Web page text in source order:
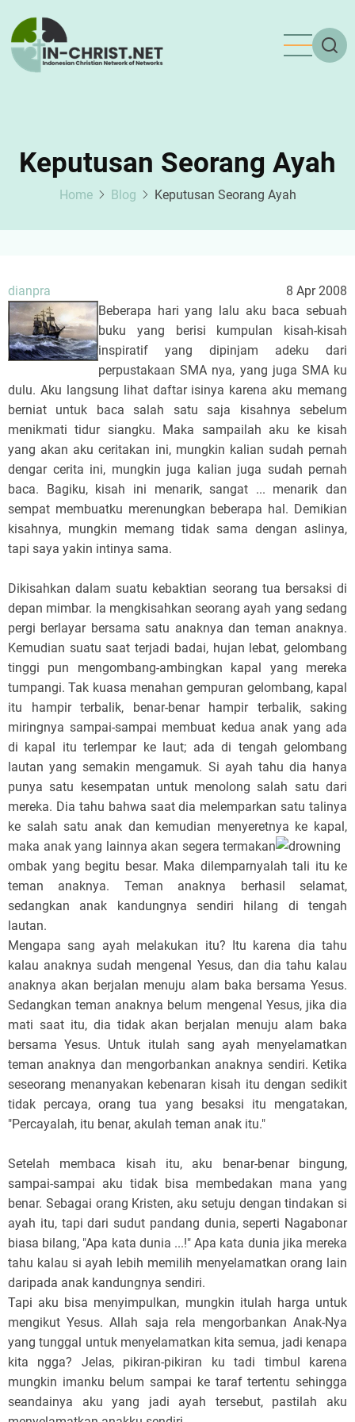
main
content
Keputusan Seorang Ayah
Home Blog Keputusan Seorang Ayah
dianpra
8 Apr 2008
Beberapa hari yang lalu aku baca sebuah
buku yang berisi kumpulan kisah-kisah
inspiratif yang dipinjam adeku dari
perpustakaan SMA nya, yang juga SMA ku
dulu. Aku langsung lihat daftar isinya karena aku memang
berniat untuk baca salah satu saja kisahnya sebelum
menikmati tidur siangku. Maka sampailah aku ke kisah
yang akan aku ceritakan ini, mungkin kalian sudah pernah
dengar cerita ini, mungkin juga kalian juga sudah pernah
baca. Bagiku, kisah ini menarik, sangat ... menarik dan
sempat membuatku merenungkan beberapa hal. Demikian
kisahnya, mungkin memang tidak sama dengan aslinya,
tapi saya yakin intinya sama.
Dikisahkan dalam suatu kebaktian seorang tua bersaksi di
depan mimbar. Ia mengkisahkan seorang ayah yang sedang
pergi berlayar bersama satu anaknya dan teman anaknya.
Kemudian suatu saat terjadi badai, hujan lebat, gelombang
tinggi pun mengombang-ambingkan kapal yang mereka
tumpangi. Tak kuasa menahan gempuran gelombang, kapal
itu hampir terbalik, benar-benar hampir terbalik, saking
miringnya sampai-sampai membuat kedua anak yang ada
di kapal itu terlempar ke laut; ada di tengah gelombang
lautan yang semakin mengamuk. Si ayah tahu dia hanya
punya satu kesempatan untuk menolong salah satu dari
mereka. Dia tahu bahwa saat dia melemparkan satu talinya
ke salah satu anak dan kemudian menyeretnya ke kapal,
maka anak yang lainnya akan segera termakan
ombak yang begitu besar. Maka dilemparnyalah tali itu ke
teman anaknya. Teman anaknya berhasil selamat,
sedangkan anak kandungnya sendiri hilang di tengah
lautan.
Mengapa sang ayah melakukan itu? Itu karena dia tahu
kalau anaknya sudah mengenal Yesus, dan dia tahu kalau
anaknya akan berjalan menuju alam baka bersama Yesus.
Sedangkan teman anaknya belum mengenal Yesus, jika dia
mati saat itu, dia tidak akan berjalan menuju alam baka
bersama Yesus. Untuk itulah sang ayah menyelamatkan
teman anaknya dan mengorbankan anaknya sendiri. Ketika
seseorang menanyakan kebenaran kisah itu dengan sedikit
tidak percaya, orang tua yang besaksi itu mengatakan,
"Percayalah, itu benar, akulah teman anak itu."
Setelah membaca kisah itu, aku benar-benar bingung,
sampai-sampai aku tidak bisa membedakan mana yang
benar. Sebagai orang Kristen, aku setuju dengan tindakan si
ayah itu, tapi dari sudut pandang dunia, seperti Nagabonar
biasa bilang, "Apa kata dunia ...!" Apa kata dunia jika mereka
tahu kalau si ayah lebih memilih menyelamatkan orang lain
daripada anak kandungnya sendiri.
Tapi aku bisa menyimpulkan, mungkin itulah harga untuk
mengikut Yesus. Allah saja rela mengorbankan Anak-Nya
yang tunggal untuk menyelamatkan kita semua, jadi kenapa
kita ngga? Jelas, pikiran-pikiran ku tadi timbul karena
mungkin imanku belum sampai ke taraf tertentu sehingga
seandainya aku yang jadi ayah tersebut, pastilah aku